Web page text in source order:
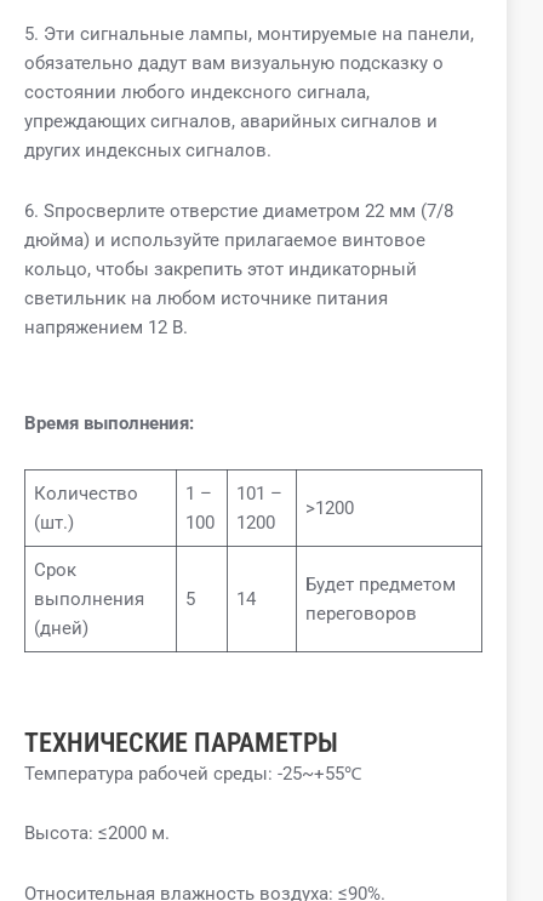
5. Эти сигнальные лампы, монтируемые на панели,
обязательно дадут вам визуальную подсказку о
состоянии любого индексного сигнала,
упреждающих сигналов, аварийных сигналов и
других индексных сигналов.
6. Sпросверлите отверстие диаметром 22 мм (7/8
дюйма) и используйте прилагаемое винтовое
кольцо, чтобы закрепить этот индикаторный
светильник на любом источнике питания
напряжением 12 В.
Время выполнения:
Количество
(шт.)
1 –
100
101 –
1200
>1200
Срок
выполнения
(дней)
5 14
Будет предметом
переговоров
ТЕХНИЧЕСКИЕ ПАРАМЕТРЫ
Температура рабочей среды: -25~+55℃
Высота: ≤2000 м.
Относительная влажность воздуха: ≤90%.